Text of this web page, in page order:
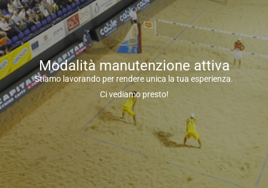
Modalità manutenzione attiva
Stiamo lavorando per rendere unica la tua esperienza.
Ci vediamo presto!